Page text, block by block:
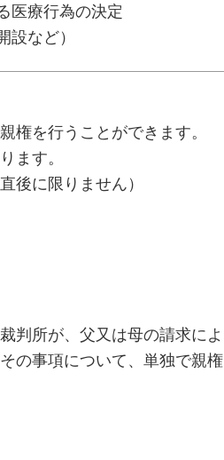
医療行為の決定
設など）
権を行うことができます。
ます。
後に限りません）
判所が、父又は母の請求によ
の事項について、単独で親権